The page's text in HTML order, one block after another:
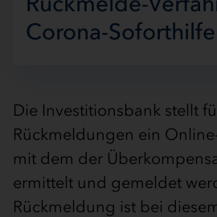
Corona-
Die Investitionsbank stellt
Rückmeldungen ein
mit dem der
ermittelt und gemeldet
Rückmeldung ist bei